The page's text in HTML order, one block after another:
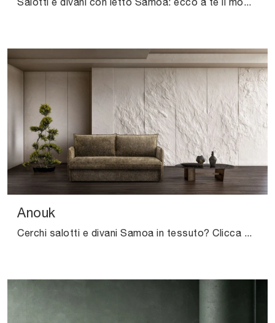
Anouk
Cerchi salotti e divani Samoa in tessuto? Clicca e ottieni informazioni sul modello Anouk per spazi moderni.